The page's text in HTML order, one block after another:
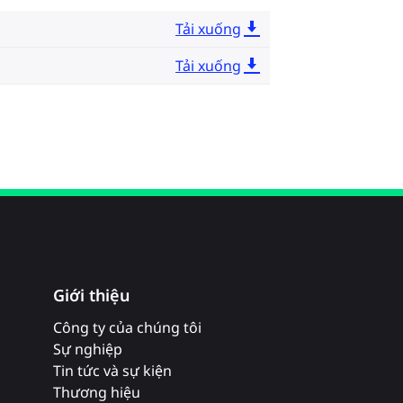
Tải xuống
Tải xuống
Giới thiệu
Công ty của chúng tôi
Sự nghiệp
Tin tức và sự kiện
Thương hiệu